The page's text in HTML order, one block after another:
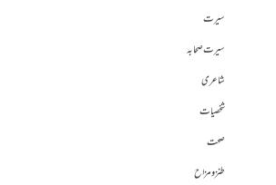
سیرت
سیرت صحابہ
شاعری
شخصیات
صحت
طنز و مزاح